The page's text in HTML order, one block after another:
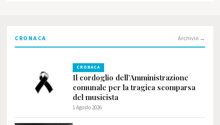
CRONACA Archivio →
CRONACA
Il cordoglio dell’Amministrazione
comunale per la tragica scomparsa
del musicista
1 Agosto 2026